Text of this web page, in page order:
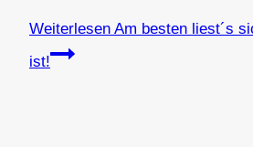
Weiterlesen Am besten liest´s
ist!